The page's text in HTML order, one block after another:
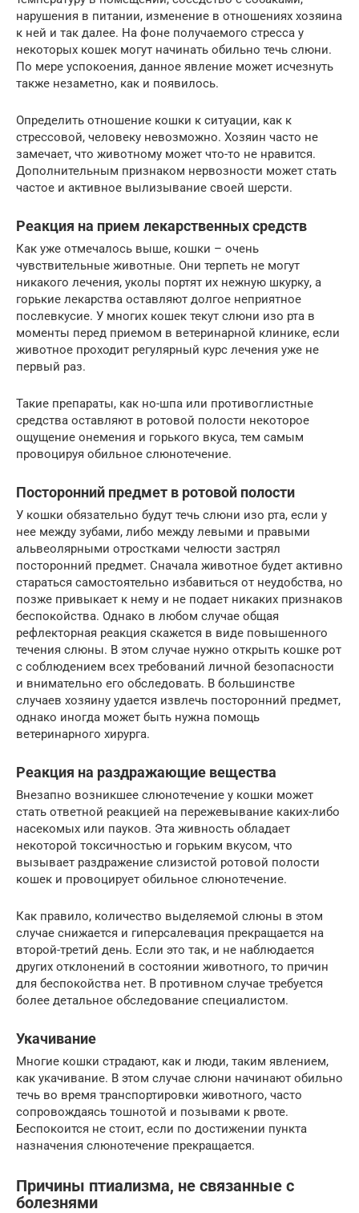
нарушения в питании, изменение в отношениях хозяина
к ней и так далее. На фоне получаемого стресса у
некоторых кошек могут начинать обильно течь слюни.
По мере успокоения, данное явление может исчезнуть
также незаметно, как и появилось.
Определить отношение кошки к ситуации, как к
стрессовой, человеку невозможно. Хозяин часто не
замечает, что животному может что-то не нравится.
Дополнительным признаком нервозности может стать
частое и активное вылизывание своей шерсти.
Реакция на прием лекарственных средств
Как уже отмечалось выше, кошки – очень
чувствительные животные. Они терпеть не могут
никакого лечения, уколы портят их нежную шкурку, а
горькие лекарства оставляют долгое неприятное
послевкусие. У многих кошек текут слюни изо рта в
моменты перед приемом в ветеринарной клинике, если
животное проходит регулярный курс лечения уже не
первый раз.
Такие препараты, как но-шпа или противоглистные
средства оставляют в ротовой полости некоторое
ощущение онемения и горького вкуса, тем самым
провоцируя обильное слюнотечение.
Посторонний предмет в ротовой полости
У кошки обязательно будут течь слюни изо рта, если у
нее между зубами, либо между левыми и правыми
альвеолярными отростками челюсти застрял
посторонний предмет. Сначала животное будет активно
стараться самостоятельно избавиться от неудобства, но
позже привыкает к нему и не подает никаких признаков
беспокойства. Однако в любом случае общая
рефлекторная реакция скажется в виде повышенного
течения слюны. В этом случае нужно открыть кошке рот
с соблюдением всех требований личной безопасности
и внимательно его обследовать. В большинстве
случаев хозяину удается извлечь посторонний предмет,
однако иногда может быть нужна помощь
ветеринарного хирурга.
Реакция на раздражающие вещества
Внезапно возникшее слюнотечение у кошки может
стать ответной реакцией на пережевывание каких-либо
насекомых или пауков. Эта живность обладает
некоторой токсичностью и горьким вкусом, что
вызывает раздражение слизистой ротовой полости
кошек и провоцирует обильное слюнотечение.
Как правило, количество выделяемой слюны в этом
случае снижается и гиперсалевация прекращается на
второй-третий день. Если это так, и не наблюдается
других отклонений в состоянии животного, то причин
для беспокойства нет. В противном случае требуется
более детальное обследование специалистом.
Укачивание
Многие кошки страдают, как и люди, таким явлением,
как укачивание. В этом случае слюни начинают обильно
течь во время транспортировки животного, часто
сопровождаясь тошнотой и позывами к рвоте.
Беспокоится не стоит, если по достижении пункта
назначения слюнотечение прекращается.
Причины птиализма, не связанные с
болезнями